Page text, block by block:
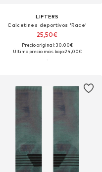
LIFTERS
Calcetines deportivos 'Race'
25,50€
Precio original: 30,00€
Último precio más bajo:24,00€